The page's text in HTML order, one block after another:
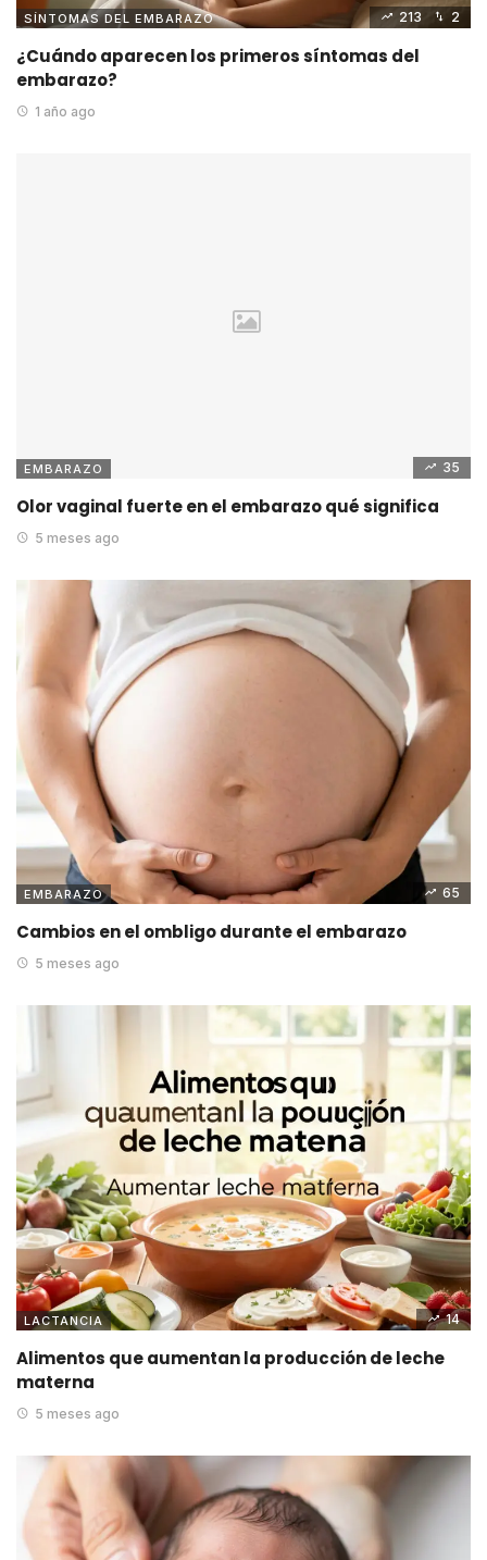
SÍNTOMAS DEL EMBARAZO 213 2
¿Cuándo aparecen los primeros síntomas del
embarazo?
1 año ago
EMBARAZO 35
Olor vaginal fuerte en el embarazo qué significa
5 meses ago
EMBARAZO 65
Cambios en el ombligo durante el embarazo
5 meses ago
LACTANCIA 14
Alimentos que aumentan la producción de leche
materna
5 meses ago